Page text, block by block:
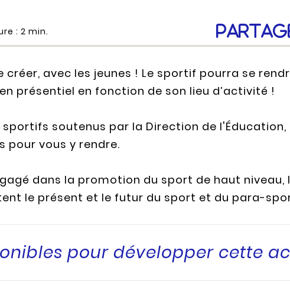
: 2 min.
créer, avec les jeunes ! Le sportif pourra se
présentiel en fonction de son lieu d’activité !
soutenus par la Direction de
pour vous y rendre.
dans la promotion du sport de haut
le présent et le futur du sport et du para-
pour développer cette